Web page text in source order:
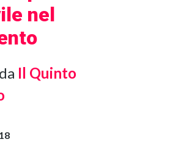
nel
Il Quinto